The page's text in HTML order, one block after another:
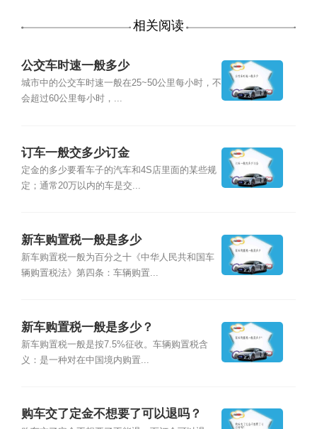
相关阅读
公交车时速一般多少
城市中的公交车时速一般在25~50公里每小时，不
会超过60公里每小时，...
订车一般交多少订金
定金的多少要看车子的汽车和4S店里面的某些规
定；通常20万以内的车是交...
新车购置税一般是多少
新车购置税一般为百分之十《中华人民共和国车
辆购置税法》第四条：车辆购置...
新车购置税一般是多少？
新车购置税一般是按7.5%征收。车辆购置税含
义：是一种对在中国境内购置...
购车交了定金不想要了可以退吗？